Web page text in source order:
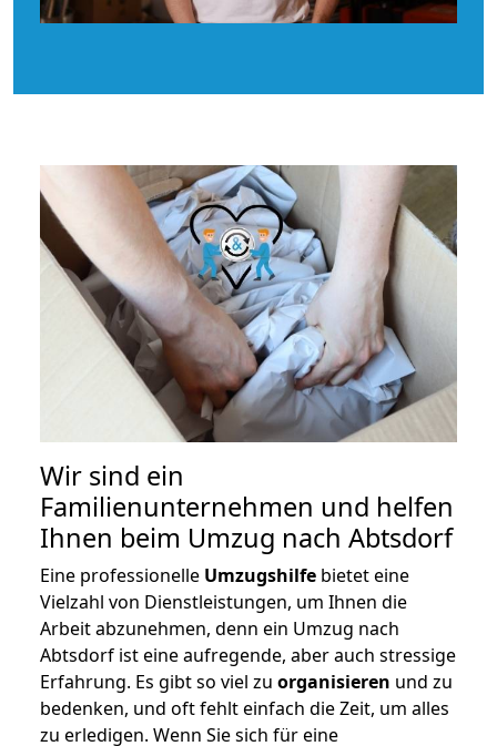
Wir sind ein
Familienunternehmen und helfen
Ihnen beim Umzug nach Abtsdorf
Eine professionelle Umzugshilfe bietet eine
Vielzahl von Dienstleistungen, um Ihnen die
Arbeit abzunehmen, denn ein Umzug nach
Abtsdorf ist eine aufregende, aber auch stressige
Erfahrung. Es gibt so viel zu organisieren und zu
bedenken, und oft fehlt einfach die Zeit, um alles
zu erledigen. Wenn Sie sich für eine